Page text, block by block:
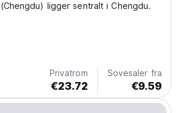
ligger sentralt i Chengdu.
Privatrom
€23.72
Sovesaler fra
€9.59